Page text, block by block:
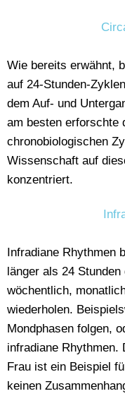
Wie bereits erwähnt,
auf 24-Stunden-
dem Auf- und
am besten erforschte
chronobiologischen
Wissenschaft auf
konzentriert.
Infradiane Rhythmen
länger als 24
wöchentlich,
wiederholen.
Mondphasen folgen,
infradiane
Frau ist ein Beispiel
keinen